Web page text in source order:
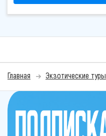
Главная Экзотические туры